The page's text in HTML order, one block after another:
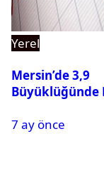
Yerel
Mersin’de 3,9
Büyüklüğünde
7 ay önce